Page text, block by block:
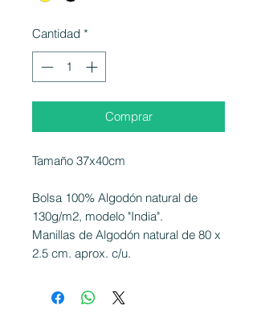
Cantidad *
Comprar
Tamaño 37x40cm
Bolsa 100% Algodón natural de
130g/m2, modelo "India".
Manillas de Algodón natural de 80 x
2.5 cm. aprox. c/u.